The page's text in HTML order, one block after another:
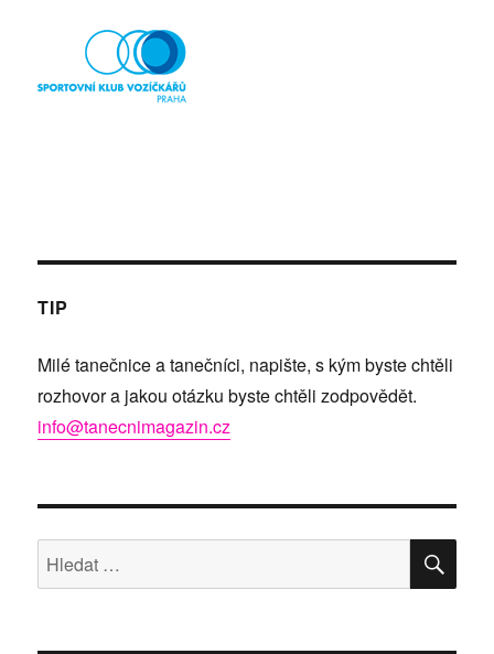
TIP
Milé tanečnice a tanečníci, napište, s kým byste chtěli
rozhovor a jakou otázku byste chtěli zodpovědět.
info@tanecnimagazin.cz
Hledat: